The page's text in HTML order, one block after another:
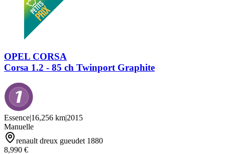
OPEL CORSA
Corsa 1.2 - 85 ch Twinport Graphite
Essence|16,256 km|2015
Manuelle
renault dreux gueudet 1880
8,990 €